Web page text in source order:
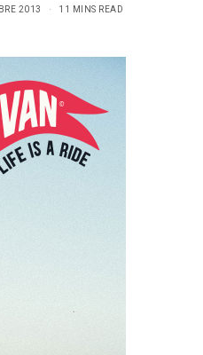
2013 11 MINS READ